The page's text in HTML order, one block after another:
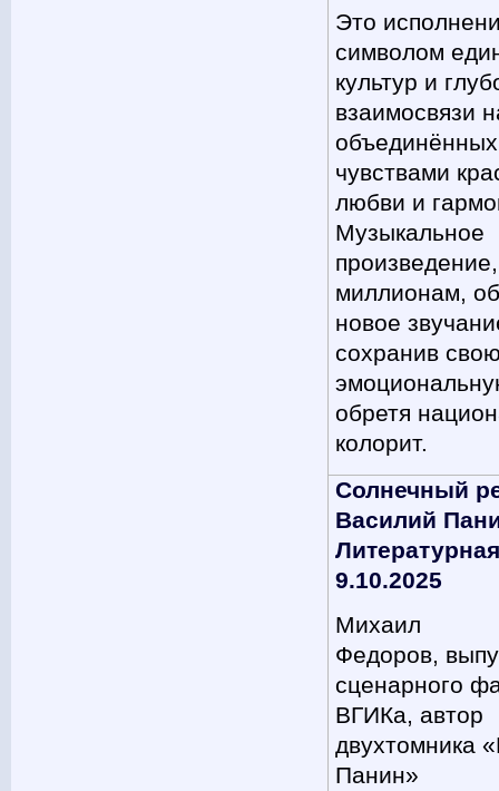
Это
символом
культур и
взаимосвязи
чувствами
любви и
Музыкальное
миллионам,
новое
сохранив
обретя
колорит.
Солнечный
Василий
9.10.2025
Михаил
Федоров,
сценарного
ВГИКа, автор
двухтомника
Панин»